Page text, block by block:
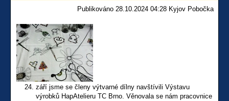
Publikováno 28.10.2024 04:28 Kyjov Pobočka
září jsme se členy výtvarné dílny navštívili Výstavu
výrobků HapAtelieru TC Brno. Věnovala se nám pracovnice